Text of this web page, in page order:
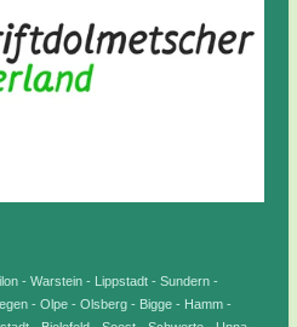
- Warstein - Lippstadt - Sundern -
- Olpe - Olsberg - Bigge - Hamm -